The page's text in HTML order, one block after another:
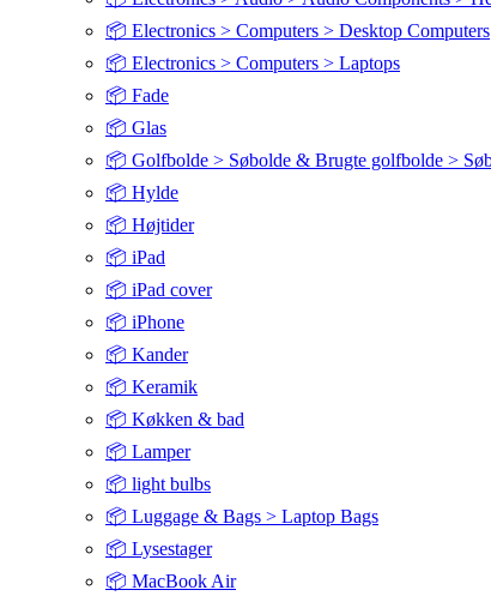
📦 Electronics > Computers > Desktop Computers
📦 Electronics > Computers > Laptops
📦 Fade
📦 Glas
📦 Golfbolde > Søbolde & Brugte golfbolde >
📦 Hylde
📦 Højtider
📦 iPad
📦 iPad cover
📦 iPhone
📦 Kander
📦 Keramik
📦 Køkken & bad
📦 Lamper
📦 light bulbs
📦 Luggage & Bags > Laptop Bags
📦 Lysestager
📦 MacBook Air